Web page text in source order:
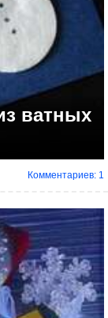
ватных
Комментариев: 1